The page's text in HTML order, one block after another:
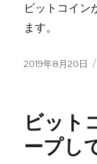
ビットコイン
ます。
投
2019年8月20日
ビット
ープし